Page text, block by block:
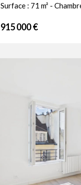
Surface : 71 m² -
915 000 €